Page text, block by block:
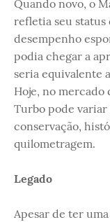
Quando novo, o
refletia seu
desempenho
podia chegar a
seria equivalente
Hoje, no mercado
Turbo pode variar
conservação,
quilometragem.
Legado
Apesar de ter